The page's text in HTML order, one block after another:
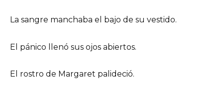
La sangre manchaba el bajo de su vestido.
El pánico llenó sus ojos abiertos.
El rostro de Margaret palideció.